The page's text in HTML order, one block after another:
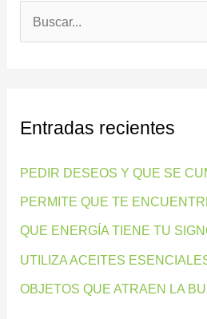
a
p
o
r
:
Entradas recientes
PEDIR DESEOS Y QUE SE
PERMITE QUE TE
QUE ENERGÍA TIENE TU
UTILIZA ACEITES
OBJETOS QUE ATRAEN LA